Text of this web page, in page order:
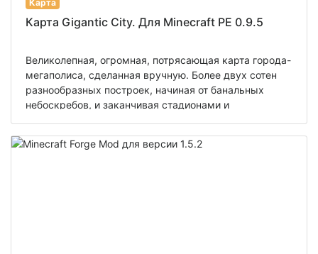
Карта
Карта Gigantic City. Для Minecraft PE 0.9.5
Великолепная, огромная, потрясающая карта города-
мегаполиса, сделанная вручную. Более двух сотен
разнообразных построек, начиная от банальных
небоскребов, и заканчивая стадионами и
поистине огромен. Автор карты обещает ее развитие
и доработку, больше новых и интересных зданий,